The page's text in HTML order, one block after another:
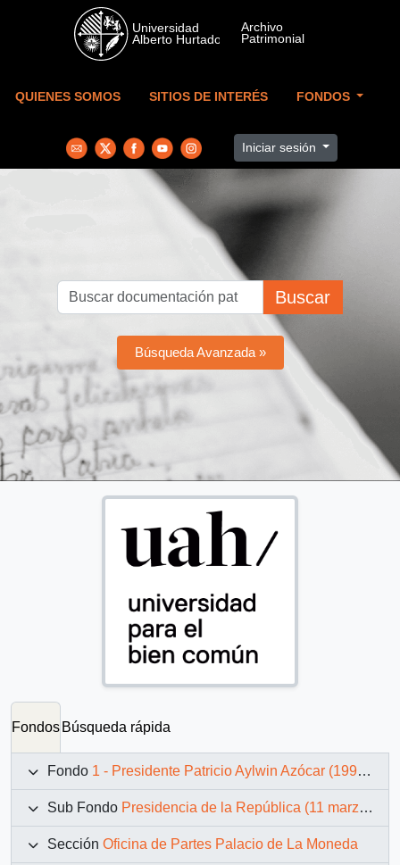
Skip to main content
QUIENES SOMOS SITIOS DE INTERÉS FONDOS
Iniciar sesión
Buscar
Búsqueda Avanzada »
Fondos Búsqueda rápida
Fondo 1 - Presidente Patricio Aylwin Azócar (1990-1994)
Sub Fondo Presidencia de la República (11 marzo 1990 – 11 marzo 1994)
Sección Oficina de Partes Palacio de La Moneda